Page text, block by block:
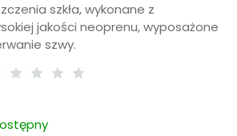
szkła, wykonane z
jakości neoprenu, wyposażone
szwy.